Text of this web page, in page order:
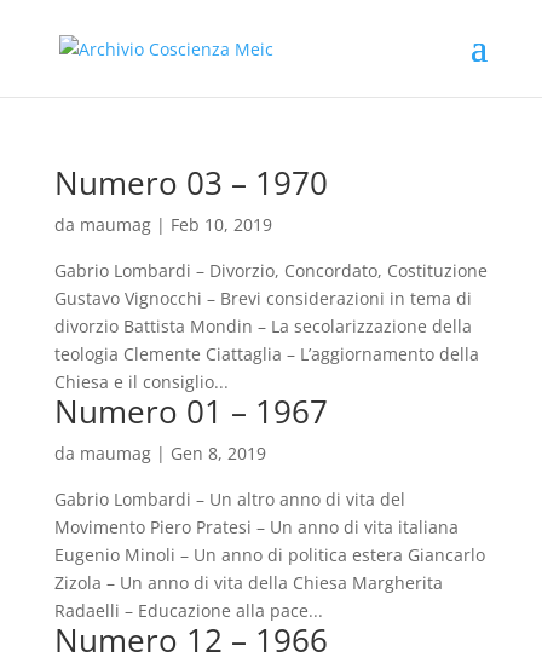
Numero 03 – 1970
da maumag| Feb 10, 2019
Gabrio Lombardi – Divorzio, Concordato, Costituzione
Gustavo Vignocchi – Brevi considerazioni in tema di
divorzio Battista Mondin – La secolarizzazione della
teologia Clemente Ciattaglia – L’aggiornamento della
Chiesa e il consiglio...
Numero 01 – 1967
da maumag| Gen 8, 2019
Gabrio Lombardi – Un altro anno di vita del
Movimento Piero Pratesi – Un anno di vita italiana
Eugenio Minoli – Un anno di politica estera Giancarlo
Zizola – Un anno di vita della Chiesa Margherita
Radaelli – Educazione alla pace...
Numero 12 – 1966